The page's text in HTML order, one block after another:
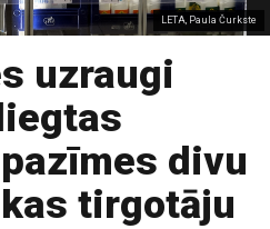
LETA, Paula Čurkste
uzraugi
divu
tirgotāju